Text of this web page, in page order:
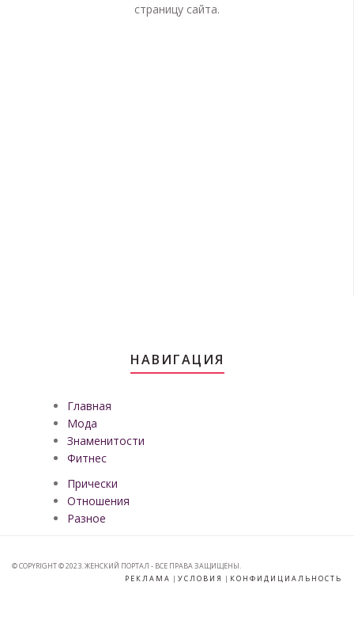
страницу сайта.
НАВИГАЦИЯ
Главная
Мода
Знаменитости
Фитнес
Прически
Отношения
Разное
© COPYRIGHT © 2023. ЖЕНСКИЙ ПОРТАЛ - ВСЕ ПРАВА ЗАЩИЩЕНЫ.
РЕКЛАМА | УСЛОВИЯ | КОНФИДИЦИАЛЬНОСТЬ